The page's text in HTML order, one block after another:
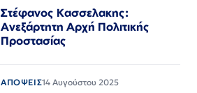
Στέφανος Κασσελακης:
Ανεξάρτητη Αρχή Πολιτικής
Προστασίας
ΑΠΟΨΕΙΣ14 Αυγούστου 2025